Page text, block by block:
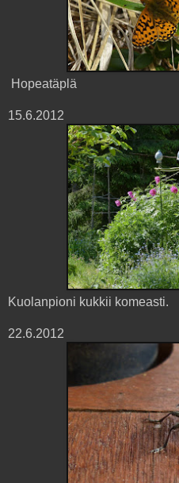
Hopeatäplä
15.6.2012
Kuolanpioni kukkii komeasti.
22.6.2012